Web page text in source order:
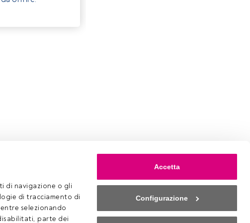
di navigazione o gli
di tracciamento di
selezionando
parte dei
Accetta
Configurazione